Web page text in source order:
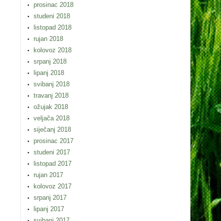
prosinac 2018
studeni 2018
listopad 2018
rujan 2018
kolovoz 2018
srpanj 2018
lipanj 2018
svibanj 2018
travanj 2018
ožujak 2018
veljača 2018
siječanj 2018
prosinac 2017
studeni 2017
listopad 2017
rujan 2017
kolovoz 2017
srpanj 2017
lipanj 2017